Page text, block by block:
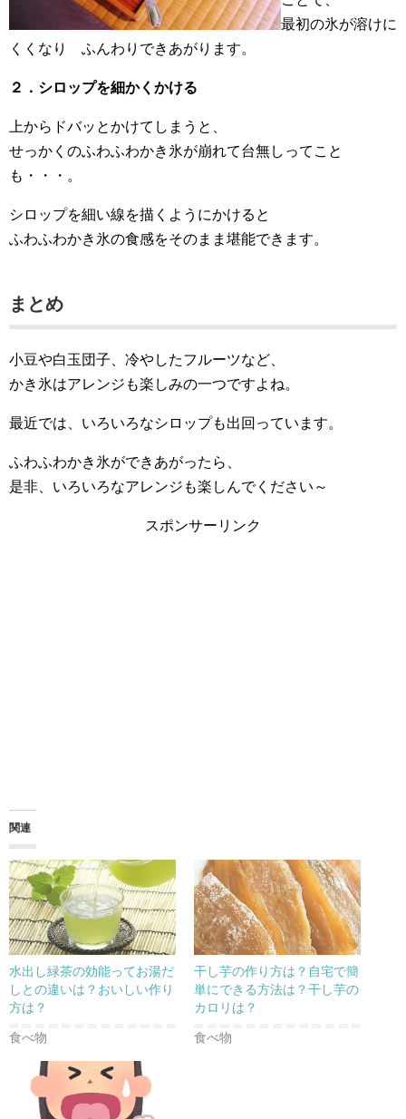
最初の氷が溶けに
くくなり ふんわりできあがります。
２．シロップを細かくかける
上からドバッとかけてしまうと、
せっかくのふわふわかき氷が崩れて台無しってこと
も・・・。
シロップを細い線を描くようにかけると
ふわふわかき氷の食感をそのまま堪能できます。
まとめ
小豆や白玉団子、冷やしたフルーツなど、
かき氷はアレンジも楽しみの一つですよね。
最近では、いろいろなシロップも出回っています。
ふわふわかき氷ができあがったら、
是非、いろいろなアレンジも楽しんでください～
スポンサーリンク
関連
水出し緑茶の効能ってお湯だ
しとの違いは？おいしい作り
方は？
食べ物
干し芋の作り方は？自宅で簡
単にできる方法は？干し芋の
カロリは？
食べ物